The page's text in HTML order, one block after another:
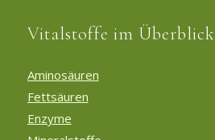
Vitalstoffe im Überblick
Aminosäuren
Fettsäuren
Enzyme